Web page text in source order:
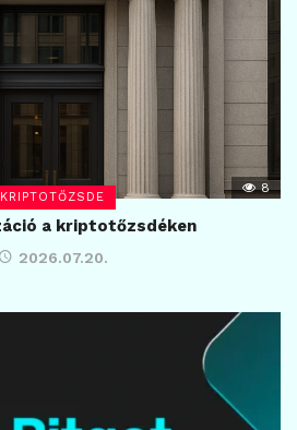
KRIPTOTŐZSDE
8
a kriptotőzsdéken
2026.07.20.